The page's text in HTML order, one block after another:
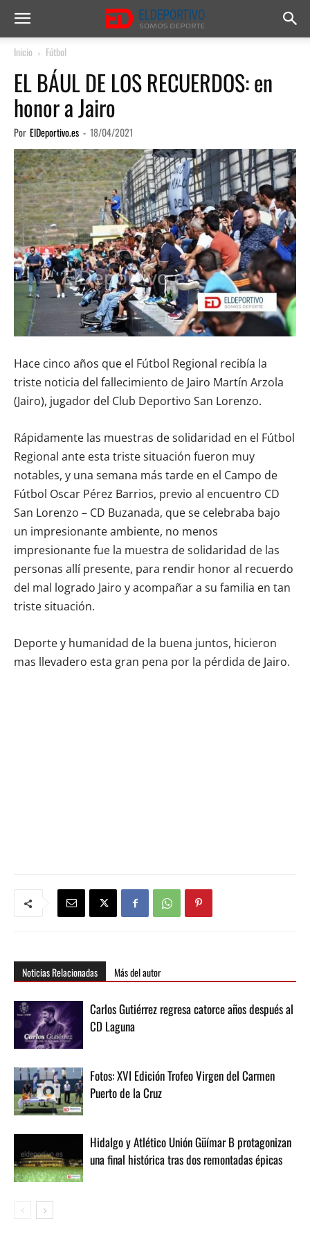
Inicio Fútbol
EL BÁUL DE LOS RECUERDOS: en
honor a Jairo
Por ElDeportivo.es - 18/04/2021
Hace cinco años que el Fútbol Regional recibía la
triste noticia del fallecimiento de Jairo Martín Arzola
(Jairo), jugador del Club Deportivo San Lorenzo.
Rápidamente las muestras de solidaridad en el Fútbol
Regional ante esta triste situación fueron muy
notables, y una semana más tarde en el Campo de
Fútbol Oscar Pérez Barrios, previo al encuentro CD
San Lorenzo – CD Buzanada, que se celebraba bajo
un impresionante ambiente, no menos
impresionante fue la muestra de solidaridad de las
personas allí presente, para rendir honor al recuerdo
del mal logrado Jairo y acompañar a su familia en tan
triste situación.
Deporte y humanidad de la buena juntos, hicieron
mas llevadero esta gran pena por la pérdida de Jairo.
Noticias Relacionadas Más del autor
Carlos Gutiérrez regresa catorce años después al
CD Laguna
Fotos: XVI Edición Trofeo Virgen del Carmen
Puerto de la Cruz
Hidalgo y Atlético Unión Güímar B protagonizan
una final histórica tras dos remontadas épicas